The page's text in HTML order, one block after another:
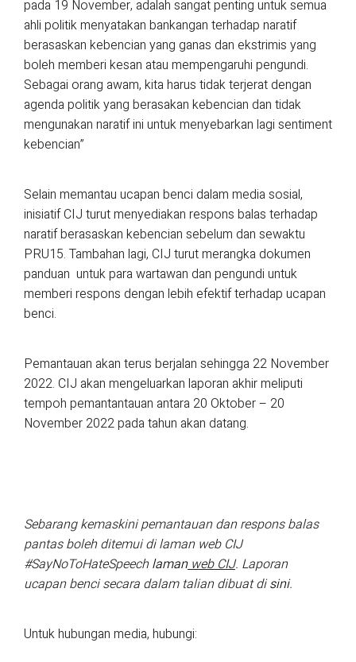
pada 19 November, adalah sangat penting untuk semua
ahli politik menyatakan bankangan terhadap naratif
berasaskan kebencian yang ganas dan ekstrimis yang
boleh memberi kesan atau mempengaruhi pengundi.
Sebagai orang awam, kita harus tidak terjerat dengan
agenda politik yang berasakan kebencian dan tidak
mengunakan naratif ini untuk menyebarkan lagi sentiment
kebencian”
Selain memantau ucapan benci dalam media sosial,
inisiatif CIJ turut menyediakan respons balas terhadap
naratif berasaskan kebencian sebelum dan sewaktu
PRU15. Tambahan lagi, CIJ turut merangka dokumen
panduan untuk para wartawan dan pengundi untuk
memberi respons dengan lebih efektif terhadap ucapan
benci.
Pemantauan akan terus berjalan sehingga 22 November
2022. CIJ akan mengeluarkan laporan akhir meliputi
tempoh pemantantauan antara 20 Oktober – 20
November 2022 pada tahun akan datang.
Sebarang kemaskini pemantauan dan respons balas
pantas boleh ditemui di laman web CIJ
#SayNoToHateSpeechlamanweb CIJ. Laporan
ucapan benci secara dalam talian dibuat disini.
Untuk hubungan media, hubungi: